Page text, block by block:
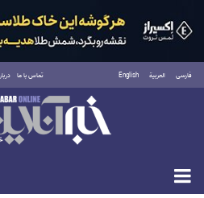
فارسی العربية English تماس با ما
یکشنبه ۱۸ مرداد ۱۴۰۵